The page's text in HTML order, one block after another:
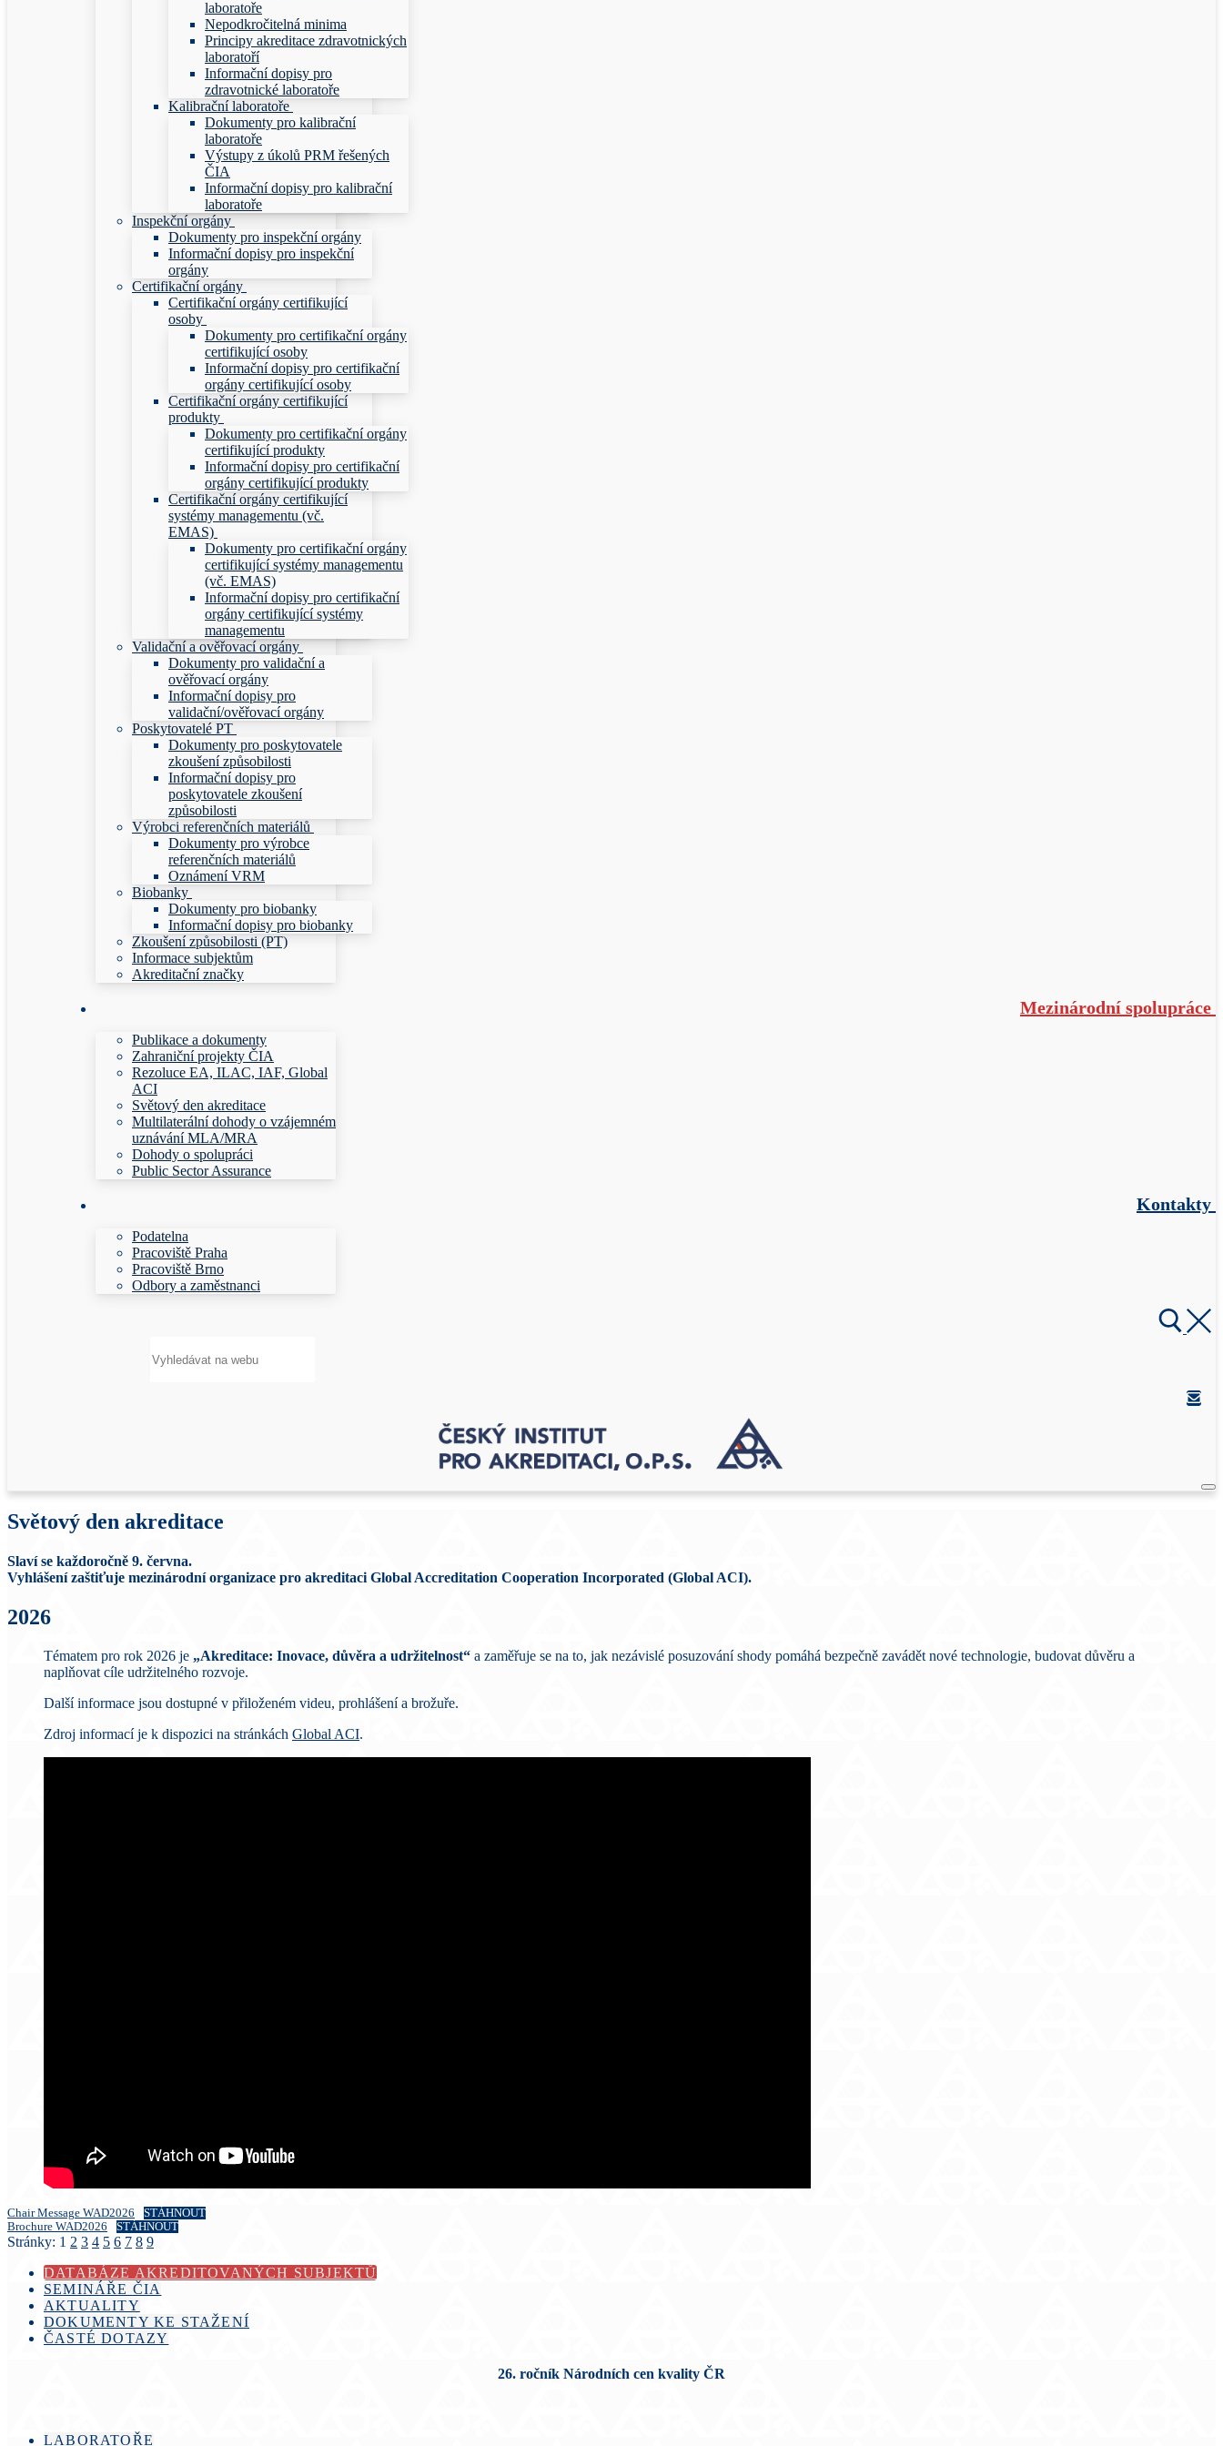
laboratoře
Nepodkročitelná minima
Principy akreditace zdravotnických
laboratoří
Informační dopisy pro
zdravotnické laboratoře
Kalibrační laboratoře
Dokumenty pro kalibrační
laboratoře
Výstupy z úkolů PRM řešených
ČIA
Informační dopisy pro kalibrační
laboratoře
Inspekční orgány
Dokumenty pro inspekční orgány
Informační dopisy pro inspekční
orgány
Certifikační orgány
Certifikační orgány certifikující
osoby
Dokumenty pro certifikační orgány
certifikující osoby
Informační dopisy pro certifikační
orgány certifikující osoby
Certifikační orgány certifikující
produkty
Dokumenty pro certifikační orgány
certifikující produkty
Informační dopisy pro certifikační
orgány certifikující produkty
Certifikační orgány certifikující
systémy managementu (vč.
EMAS)
Dokumenty pro certifikační orgány
certifikující systémy managementu
(vč. EMAS)
Informační dopisy pro certifikační
orgány certifikující systémy
managementu
Validační a ověřovací orgány
Dokumenty pro validační a
ověřovací orgány
Informační dopisy pro
validační/ověřovací orgány
Poskytovatelé PT
Dokumenty pro poskytovatele
zkoušení způsobilosti
Informační dopisy pro
poskytovatele zkoušení
způsobilosti
Výrobci referenčních materiálů
Dokumenty pro výrobce
referenčních materiálů
Oznámení VRM
Biobanky
Dokumenty pro biobanky
Informační dopisy pro biobanky
Zkoušení způsobilosti (PT)
Informace subjektům
Akreditační značky
Mezinárodní spolupráce
Publikace a dokumenty
Zahraniční projekty ČIA
Rezoluce EA, ILAC, IAF, Global
ACI
Světový den akreditace
Multilaterální dohody o vzájemném
uznávání MLA/MRA
Dohody o spolupráci
Public Sector Assurance
Kontakty
Podatelna
Pracoviště Praha
Pracoviště Brno
Odbory a zaměstnanci
Světový den akreditace
Slaví se každoročně 9. června.
Vyhlášení zaštiťuje mezinárodní organizace pro akreditaci Global Accreditation Cooperation Incorporated (Global ACI).
2026
Tématem pro rok 2026 je „Akreditace: Inovace, důvěra a udržitelnost“ a zaměřuje se na to, jak nezávislé posuzování shody pomáhá bezpečně zavádět nové technologie, budovat důvěru a
naplňovat cíle udržitelného rozvoje.
Další informace jsou dostupné v přiloženém videu, prohlášení a brožuře.
Zdroj informací je k dispozici na stránkách Global ACI.
Chair Message WAD2026
STÁHNOUT
Brochure WAD2026
STÁHNOUT
Stránky: 1 2 3 4 5 6 7 8 9
DATABÁZE AKREDITOVANÝCH SUBJEKTŮ
SEMINÁŘE ČIA
AKTUALITY
DOKUMENTY KE STAŽENÍ
ČASTÉ DOTAZY
26. ročník Národních cen kvality ČR
LABORATOŘE